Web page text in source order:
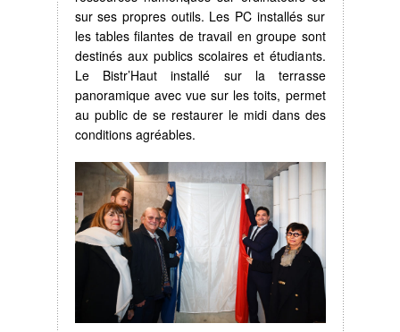
sur ses propres outils. Les PC installés sur
les tables filantes de travail en groupe sont
destinés aux publics scolaires et étudiants.
Le Bistr’Haut installé sur la terrasse
panoramique avec vue sur les toits, permet
au public de se restaurer le midi dans des
conditions agréables.